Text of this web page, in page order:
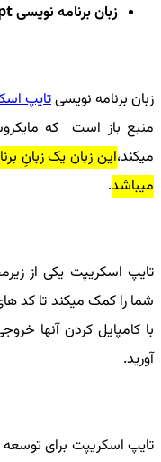
زبان برنامه نویسی
زبان برنامه نویسیتایپ
منبع باز است که
میکند،این زبان یک زبانِ
میباشد.
تایپ اسکریپت یکی از
شما را کمک میکند تا کد
با کامپایل کردن آنها
آورید.
تایپ اسکریپت برای توسعه